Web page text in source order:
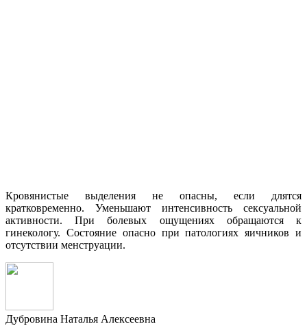
Кровянистые выделения не опасны, если длятся
кратковременно. Уменьшают интенсивность сексуальной
активности. При болевых ощущениях обращаются к
гинекологу. Состояние опасно при патологиях яичников и
отсутствии менструации.
Дубровина Наталья Алексеевна